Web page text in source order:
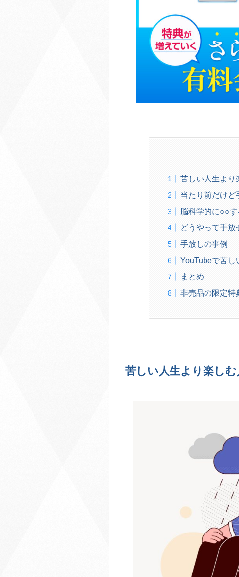
苦しい人生より
当たり前だけど
脳科学的に○○
どうやって手放
手放しの事例
YouTubeで苦し
まとめ
非売品の限定特
苦しい人生より楽しむ